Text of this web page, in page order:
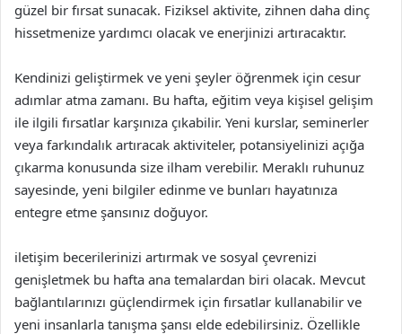
güzel bir fırsat sunacak. Fiziksel aktivite, zihnen daha dinç
hissetmenize yardımcı olacak ve enerjinizi artıracaktır.
Kendinizi geliştirmek ve yeni şeyler öğrenmek için cesur
adımlar atma zamanı. Bu hafta, eğitim veya kişisel gelişim
ile ilgili fırsatlar karşınıza çıkabilir. Yeni kurslar, seminerler
veya farkındalık artıracak aktiviteler, potansiyelinizi açığa
çıkarma konusunda size ilham verebilir. Meraklı ruhunuz
sayesinde, yeni bilgiler edinme ve bunları hayatınıza
entegre etme şansınız doğuyor.
iletişim becerilerinizi artırmak ve sosyal çevrenizi
genişletmek bu hafta ana temalardan biri olacak. Mevcut
bağlantılarınızı güçlendirmek için fırsatlar kullanabilir ve
yeni insanlarla tanışma şansı elde edebilirsiniz. Özellikle